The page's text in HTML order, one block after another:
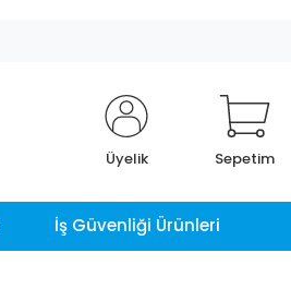
Üyelik Sepetim
İş Güvenliği Ürünleri